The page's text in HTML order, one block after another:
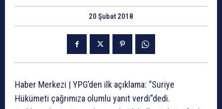
20 Şubat 2018
Haber Merkezi | YPG’den ilk açıklama: “Suriye
Hükümeti çağrımıza olumlu yanıt verdi”dedi.